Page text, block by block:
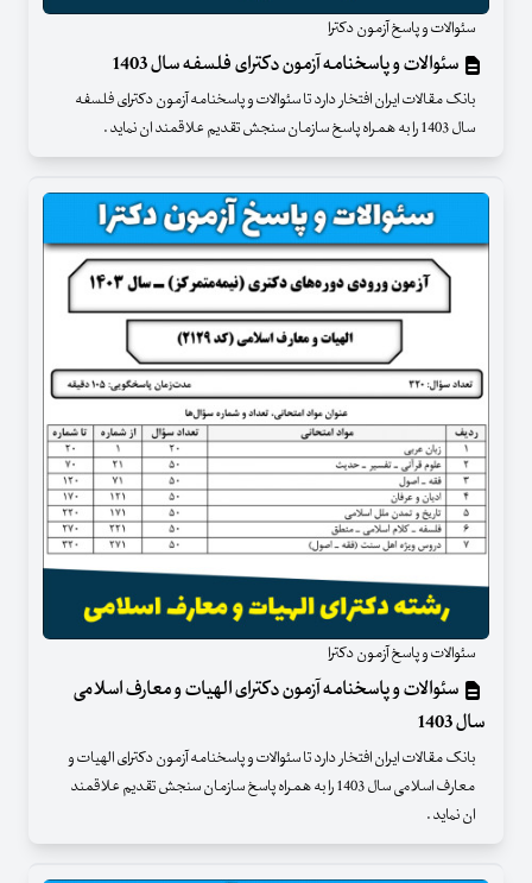
سئوالات و پاسخ آزمون دکترا
سئوالات و پاسخنامه آزمون دکترای فلسفه سال 1403
بانک مقالات ایران افتخار دارد تا سئوالات و پاسخنامه آزمون دکترای فلسفه
سال 1403 را به همراه پاسخ سازمان سنجش تقدیم علاقمند ان نماید .
سئوالات و پاسخ آزمون دکترا
سئوالات و پاسخنامه آزمون دکترای الهیات و معارف اسلامی
سال 1403
بانک مقالات ایران افتخار دارد تا سئوالات و پاسخنامه آزمون دکترای الهیات و
معارف اسلامی سال 1403 را به همراه پاسخ سازمان سنجش تقدیم علاقمند
ان نماید .